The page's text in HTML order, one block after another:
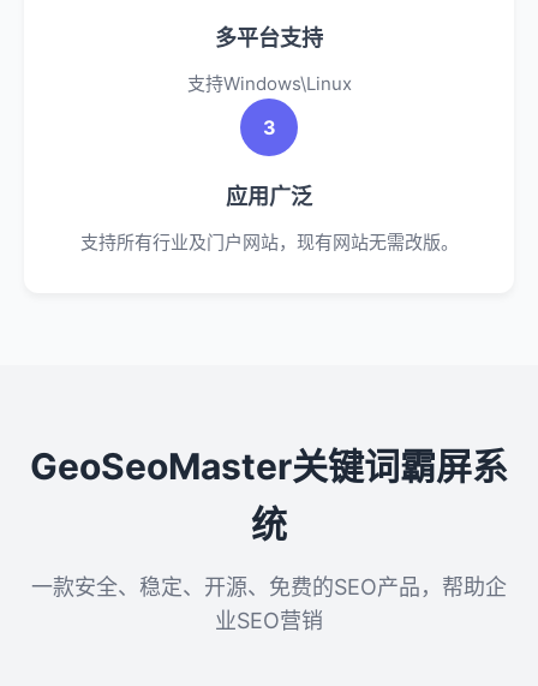
多平台支持
支持Windows\Linux
3
应用广泛
支持所有行业及门户网站，现有网站无需改版。
GeoSeoMaster关键词霸屏系
统
一款安全、稳定、开源、免费的SEO产品，帮助企
业SEO营销